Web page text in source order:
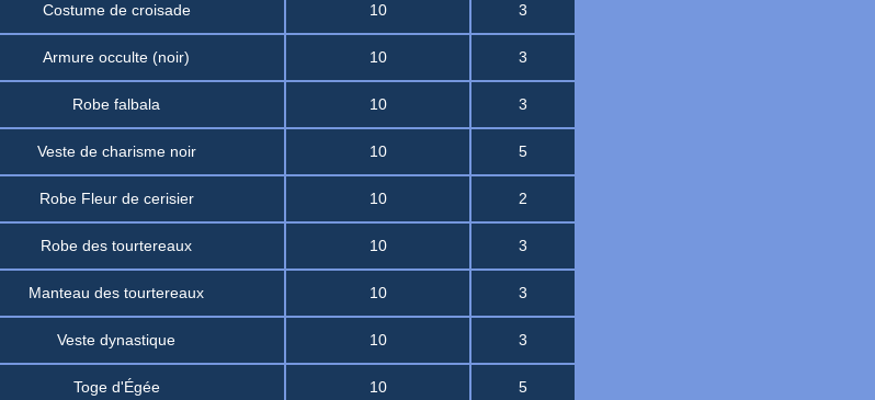
Costume de croisade 10 3
Armure occulte (noir) 10 3
Robe falbala 10 3
Veste de charisme noir 10 5
Robe Fleur de cerisier 10 2
Robe des tourtereaux 10 3
Manteau des tourtereaux 10 3
Veste dynastique 10 3
Toge d'Égée 10 5